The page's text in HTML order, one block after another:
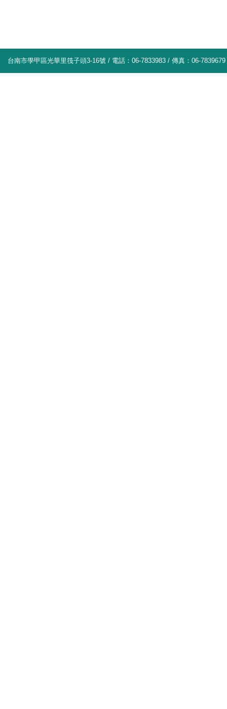
台南市學甲區光華里筏子頭3-16號 / 電話：06-7833983 / 傳真：06-7839679